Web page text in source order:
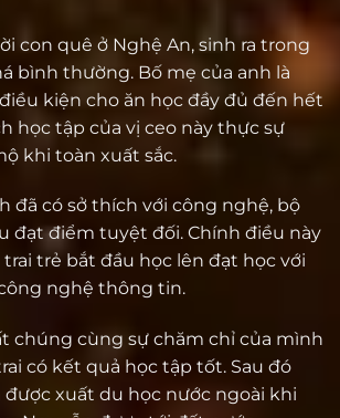
con quê ở Nghệ An, sinh ra trong
bình thường. Bố mẹ của anh là
kiện cho ăn học đầy đủ đến hết
học tập của vị ceo này thực sự
khi toàn xuất sắc.
đã có sở thích với công nghệ, bộ
đạt điểm tuyệt đối. Chính điều này
trẻ bắt đầu học lên đạt học với
nghệ thông tin.
chúng cùng sự chăm chỉ của mình
có kết quả học tập tốt. Sau đó
xuất du học nước ngoài khi